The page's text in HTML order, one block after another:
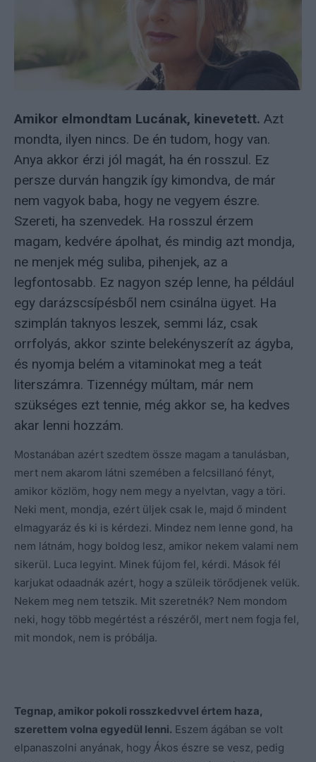
Amikor elmondtam Lucának, kinevetett. Azt
mondta, ilyen nincs. De én tudom, hogy van.
Anya akkor érzi jól magát, ha én rosszul. Ez
persze durván hangzik így kimondva, de már
nem vagyok baba, hogy ne vegyem észre.
Szereti, ha szenvedek. Ha rosszul érzem
magam, kedvére ápolhat, és mindig azt mondja,
ne menjek még suliba, pihenjek, az a
legfontosabb. Ez nagyon szép lenne, ha például
egy darázscsípésből nem csinálna ügyet. Ha
szimplán taknyos leszek, semmi láz, csak
orrfolyás, akkor szinte belekényszerít az ágyba,
és nyomja belém a vitaminokat meg a teát
literszámra. Tizennégy múltam, már nem
szükséges ezt tennie, még akkor se, ha kedves
akar lenni hozzám.
Mostanában azért szedtem össze magam a tanulásban,
mert nem akarom látni szemében a felcsillanó fényt,
amikor közlöm, hogy nem megy a nyelvtan, vagy a töri.
Neki ment, mondja, ezért üljek csak le, majd ő mindent
elmagyaráz és ki is kérdezi. Mindez nem lenne gond, ha
nem látnám, hogy boldog lesz, amikor nekem valami nem
sikerül. Luca legyint. Minek fújom fel, kérdi. Mások fél
karjukat odaadnák azért, hogy a szüleik törődjenek velük.
Nekem meg nem tetszik. Mit szeretnék? Nem mondom
neki, hogy több megértést a részéről, mert nem fogja fel,
mit mondok, nem is próbálja.
Tegnap, amikor pokoli rosszkedvvel értem haza,
szerettem volna egyedül lenni. Eszem ágában se volt
elpanaszolni anyának, hogy Ákos észre se vesz, pedig